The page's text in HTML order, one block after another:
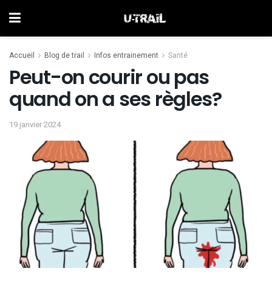
Accueil Blog de trail Infos entrainement Santé
Peut-on courir ou pas
quand on a ses règles?
19 janvier 2024